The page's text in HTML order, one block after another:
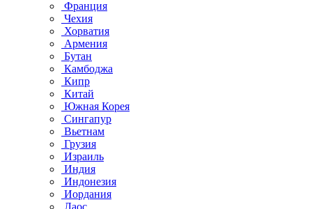
Франция
Чехия
Хорватия
Армения
Бутан
Камбоджа
Кипр
Китай
Южная Корея
Сингапур
Вьетнам
Грузия
Израиль
Индия
Индонезия
Иордания
Лаос